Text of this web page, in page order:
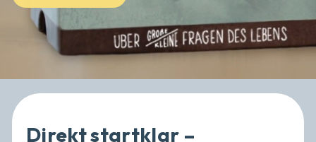
Direkt startklar –